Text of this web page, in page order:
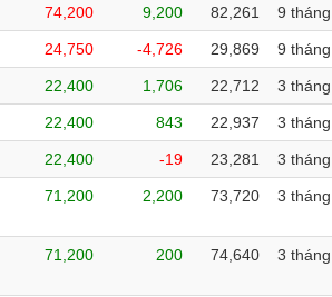
74,200 9,200 82,261 9 tháng
24,750 -4,726 29,869 9 tháng
22,400 1,706 22,712 3 tháng
22,400 843 22,937 3 tháng
22,400 -19 23,281 3 tháng
71,200 2,200 73,720 3 tháng
71,200 200 74,640 3 tháng